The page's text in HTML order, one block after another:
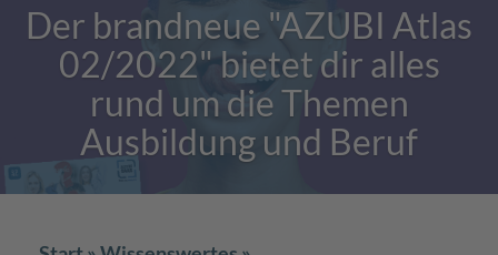
Der brandneue "AZUBI Atlas
02/2022" bietet dir alles
rund um die Themen
Ausbildung und Beruf